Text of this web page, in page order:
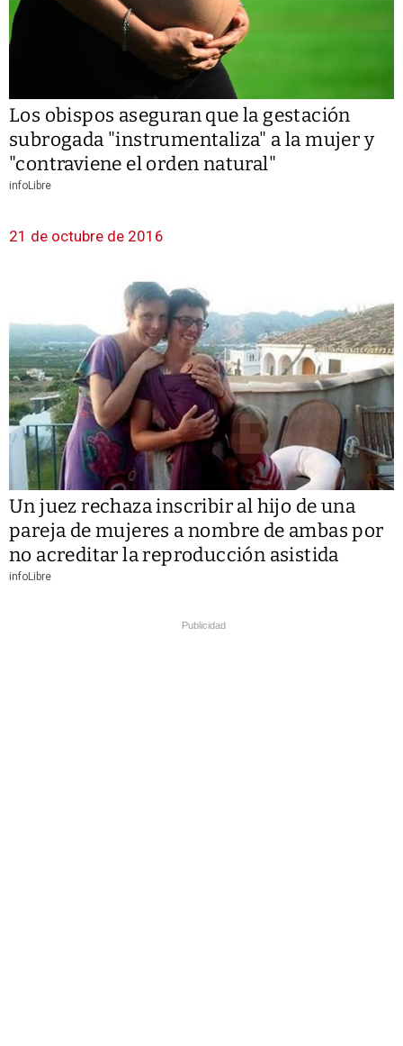
Los obispos aseguran que la gestación
subrogada "instrumentaliza" a la mujer y
"contraviene el orden natural"
infoLibre
21 de octubre de 2016
Un juez rechaza inscribir al hijo de una
pareja de mujeres a nombre de ambas por
no acreditar la reproducción asistida
infoLibre
Publicidad